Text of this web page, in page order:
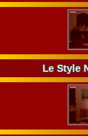
Le Style